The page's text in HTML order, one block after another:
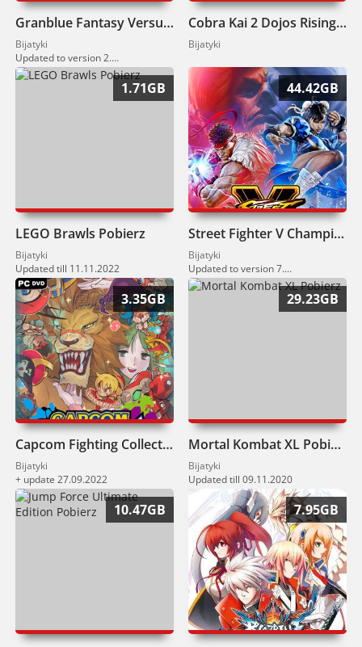
Granblue Fantasy Versus Pobierz
Bijatyki
Updated to version 2.85 (24.01.2023)
Cobra Kai 2 Dojos Rising Pobierz
Bijatyki
1.71GB
LEGO Brawls Pobierz
Bijatyki
Updated till 11.11.2022
44.42GB
Street Fighter V Champion Edition Pobierz
Bijatyki
Updated to version 7.010 (02.09.2022)
3.35GB
Capcom Fighting Collection Pobierz
Bijatyki
+ update 27.09.2022
29.23GB
Mortal Kombat XL Pobierz
Bijatyki
Updated till 09.11.2020
10.47GB 7.95GB